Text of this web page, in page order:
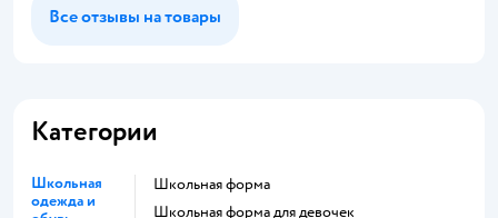
Все отзывы на товары
Категории
Школьная
одежда и
Школьная форма
Школьная форма для девочек